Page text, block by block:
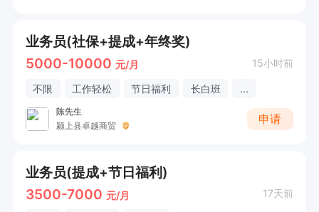
业务员(社保+提成+年终奖)
5000-10000 元/月 15小时前
不限 工作轻松 节日福利 长白班 ...
陈先生
颍上县卓越商贸
申请
业务员(提成+节日福利)
3500-7000 元/月 17天前